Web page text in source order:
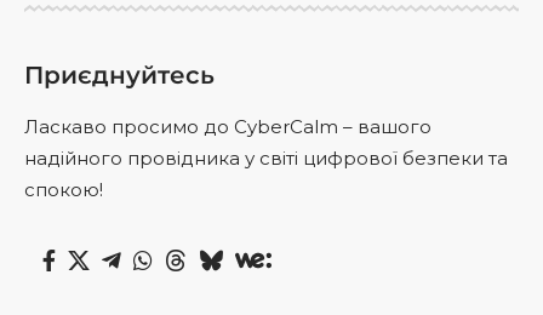
Приєднуйтесь
Ласкаво просимо до CyberCalm – вашого
надійного провідника у світі цифрової безпеки та
спокою!